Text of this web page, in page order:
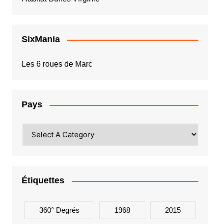
SixMania
Les 6 roues de Marc
Pays
Étiquettes
360° Degrés 1968 2015